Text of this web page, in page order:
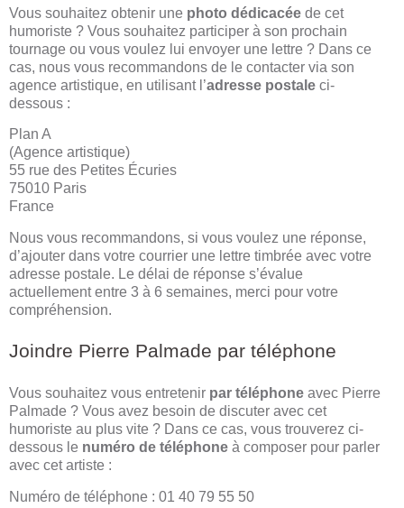
Vous souhaitez obtenir une photo dédicacée de cet
humoriste ? Vous souhaitez participer à son prochain
tournage ou vous voulez lui envoyer une lettre ? Dans ce
cas, nous vous recommandons de le contacter via son
agence artistique, en utilisant l’adresse postale ci-
dessous :
Plan A
(Agence artistique)
55 rue des Petites Écuries
75010 Paris
France
Nous vous recommandons, si vous voulez une réponse,
d’ajouter dans votre courrier une lettre timbrée avec votre
adresse postale. Le délai de réponse s’évalue
actuellement entre 3 à 6 semaines, merci pour votre
compréhension.
Joindre Pierre Palmade par téléphone
Vous souhaitez vous entretenir par téléphone avec Pierre
Palmade ? Vous avez besoin de discuter avec cet
humoriste au plus vite ? Dans ce cas, vous trouverez ci-
dessous le numéro de téléphone à composer pour parler
avec cet artiste :
Numéro de téléphone : 01 40 79 55 50